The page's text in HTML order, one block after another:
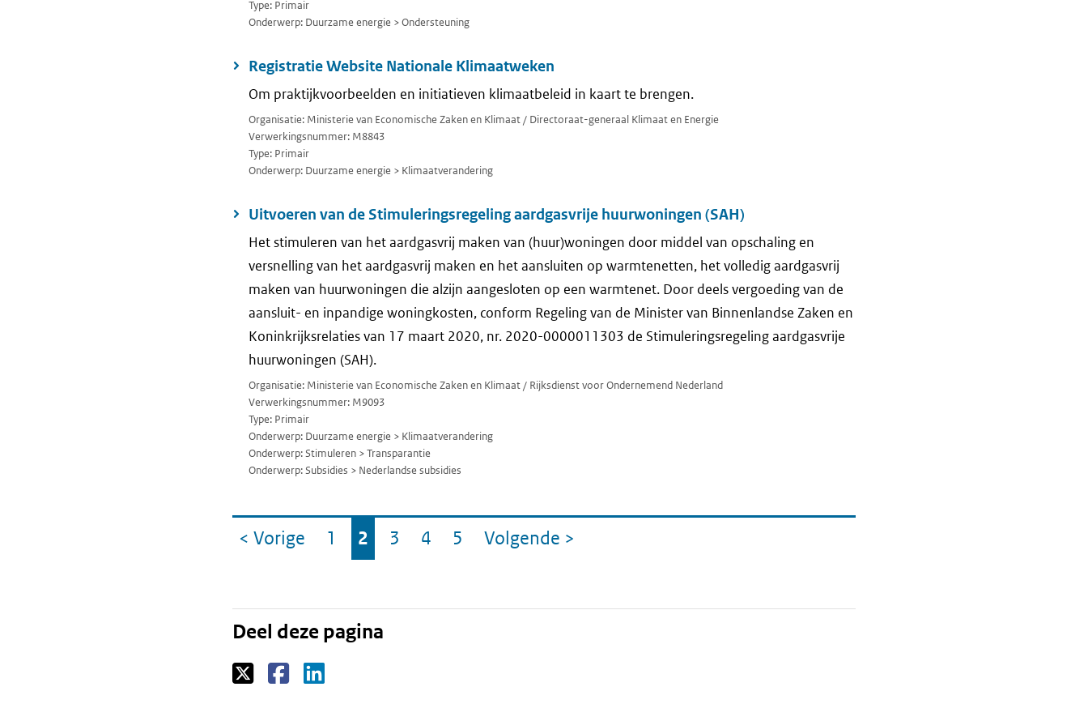
Type: Primair
Onderwerp: Duurzame energie > Ondersteuning
Registratie Website Nationale Klimaatweken
Om praktijkvoorbeelden en initiatieven klimaatbeleid in kaart te brengen.
Organisatie: Ministerie van Economische Zaken en Klimaat / Directoraat-generaal Klimaat en Energie
Verwerkingsnummer: M8843
Type: Primair
Onderwerp: Duurzame energie > Klimaatverandering
Uitvoeren van de Stimuleringsregeling aardgasvrije huurwoningen (SAH)
Het stimuleren van het aardgasvrij maken van (huur)woningen door middel van opschaling en
versnelling van het aardgasvrij maken en het aansluiten op warmtenetten, het volledig aardgasvrij
maken van huurwoningen die alzijn aangesloten op een warmtenet. Door deels vergoeding van de
aansluit- en inpandige woningkosten, conform Regeling van de Minister van Binnenlandse Zaken en
Koninkrijksrelaties van 17 maart 2020, nr. 2020-0000011303 de Stimuleringsregeling aardgasvrije
huurwoningen (SAH).
Organisatie: Ministerie van Economische Zaken en Klimaat / Rijksdienst voor Ondernemend Nederland
Verwerkingsnummer: M9093
Type: Primair
Onderwerp: Duurzame energie > Klimaatverandering
Onderwerp: Stimuleren > Transparantie
Onderwerp: Subsidies > Nederlandse subsidies
naar
< Vorige pagina
Pagina
1 Pagina
2 Pagina
3 Pagina
4 Pagina
5 Volgende pagina
>
Deel deze pagina